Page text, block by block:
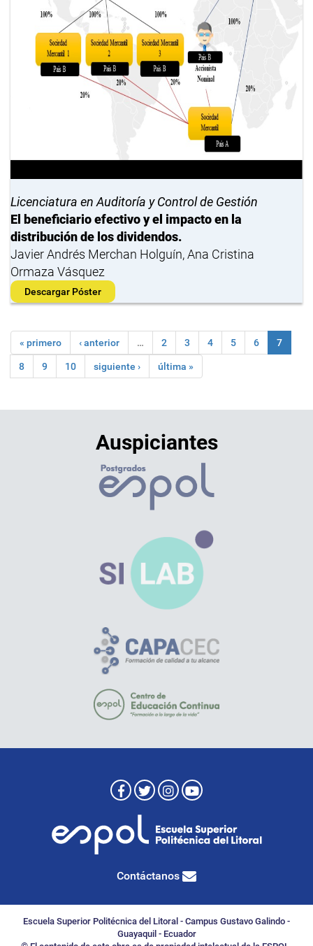
Licenciatura en Auditoría y Control de Gestión
El beneficiario efectivo y el impacto en la
distribución de los dividendos.
Javier Andrés Merchan Holguín, Ana Cristina
Ormaza Vásquez
Descargar Póster
« primero ‹ anterior … 2 3 4 5 6 7
8 9 10 siguiente › última »
Auspiciantes
Contáctanos
Escuela Superior Politécnica del Litoral - Campus Gustavo Galindo -
Guayaquil - Ecuador